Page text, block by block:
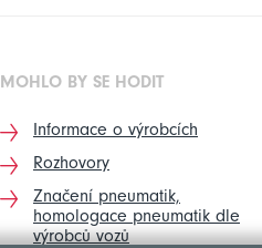
MOHLO BY SE HODIT
Informace o výrobcích
Rozhovory
Značení pneumatik,
homologace pneumatik dle
výrobců vozů